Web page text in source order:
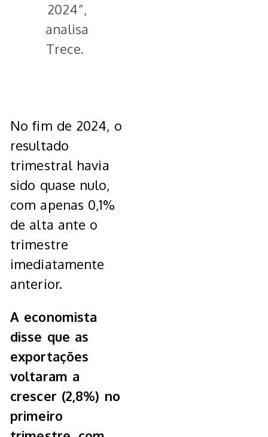
2024”,
analisa
Trece.
No fim de 2024, o
resultado
trimestral havia
sido quase nulo,
com apenas 0,1%
de alta ante o
trimestre
imediatamente
anterior.
A economista
disse que as
exportações
voltaram a
crescer (2,8%) no
primeiro